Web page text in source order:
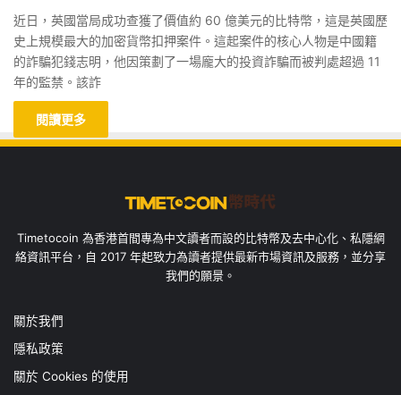
近日，英國當局成功查獲了價值約 60 億美元的比特幣，這是英國歷
史上規模最大的加密貨幣扣押案件。這起案件的核心人物是中國籍
的詐騙犯錢志明，他因策劃了一場龐大的投資詐騙而被判處超過 11
年的監禁。該詐
閱讀更多
Timetocoin 為香港首間專為中文讀者而設的比特幣及去中心化、私隱網
絡資訊平台，自 2017 年起致力為讀者提供最新市場資訊及服務，並分享
我們的願景。
關於我們
隱私政策
關於 Cookies 的使用